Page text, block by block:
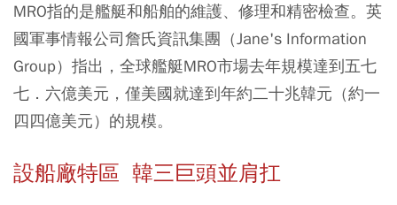
MRO指的是艦艇和船舶的維護、修理和精密檢查。英
國軍事情報公司詹氏資訊集團（Jane's Information
Group）指出，全球艦艇MRO市場去年規模達到五七
七．六億美元，僅美國就達到年約二十兆韓元（約一
四四億美元）的規模。
設船廠特區 韓三巨頭並肩扛